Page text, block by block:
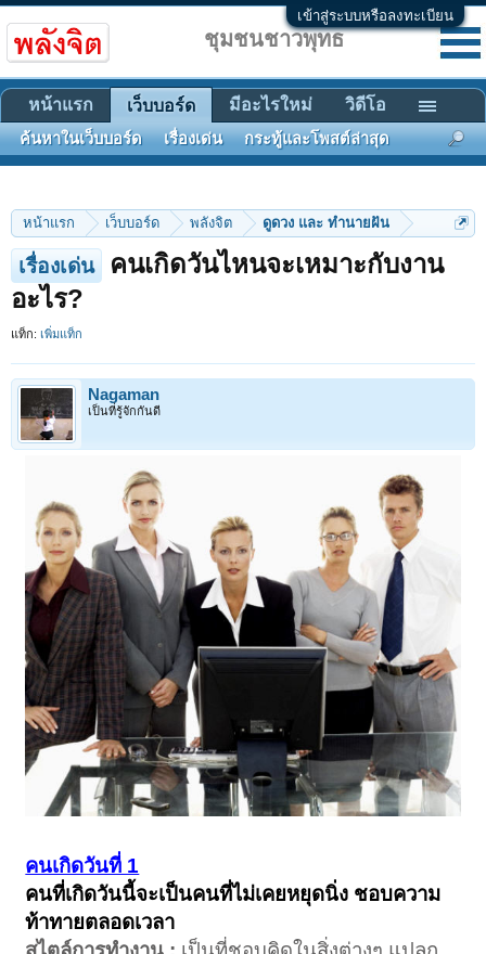
เข้าสู่ระบบหรือลงทะเบียน
หน้าแรก เว็บบอร์ด พลังจิต ดูดวง และ ทำนายฝัน
เรื่องเด่น
คนเกิดวันไหนจะเหมาะกับงาน
อะไร?
แท็ก: เพิ่มแท็ก
Nagaman
เป็นที่รู้จักกันดี
คนเกิดวันที่ 1
คนที่เกิดวันนี้จะเป็นคนที่ไม่เคยหยุดนิ่ง ชอบความ
ท้าทายตลอดเวลา
ชุมชนชาวพุทธ
หน้าแรก เว็บบอร์ด
ค้นหาในเว็บบอร์ด เรื่องเด่น กระทู้และโพสต์ล่าสุด
มีอะไรใหม่ วิดีโอ